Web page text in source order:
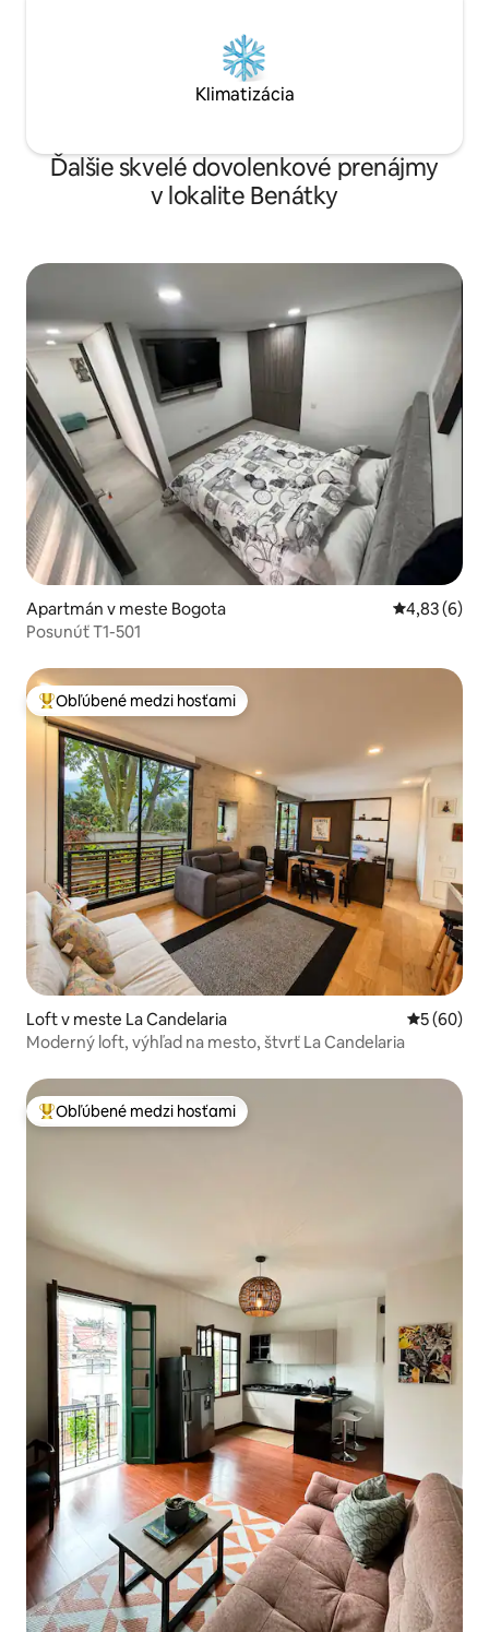
Klimatizácia
Ďalšie skvelé dovolenkové prenájmy
v lokalite Benátky
Apartmán v meste Bogota Priemerné
4,83 (6)
Posunúť T1-501
Najobľúbenejšie medzi hosťami
Obľúbené medzi hosťami
Loft v meste La Candelaria
5 (60)
Moderný loft, výhľad na mesto, štvrť La Candelaria
Najobľúbenejšie medzi hosťami
Obľúbené medzi hosťami